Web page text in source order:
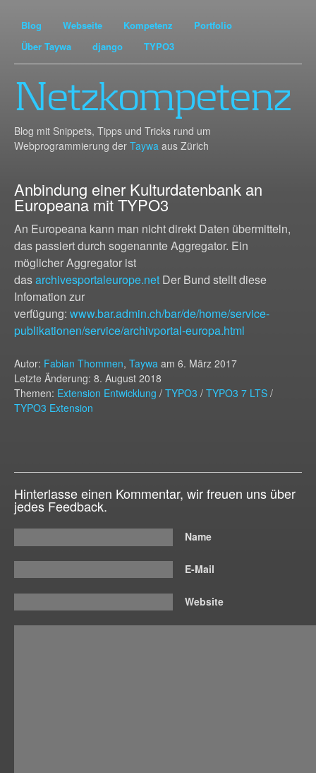
Blog Webseite Kompetenz
Portfolio
Über Taywa
django TYPO3
Netzkompetenz
Blog mit Snippets, Tipps und Tricks rund um
Webprogrammierung der Taywa aus Zürich
Anbindung einer Kulturdatenbank an
Europeana mit TYPO3
An Europeana kann man nicht direkt Daten übermitteln,
das passiert durch sogenannte Aggregator. Ein
möglicher Aggregator ist
dasarchivesportaleurope.net Der Bund stellt diese
Infomation zur
verfügung: www.bar.admin.ch/bar/de/home/service-
publikationen/service/archivportal-europa.html
Autor: Fabian Thommen, Taywa am 6. März 2017
Letzte Änderung: 8. August 2018
Themen: Extension Entwicklung / TYPO3 / TYPO3 7 LTS /
TYPO3 Extension
Hinterlasse einen Kommentar, wir freuen uns über
jedes Feedback.
Name
E-Mail
Website